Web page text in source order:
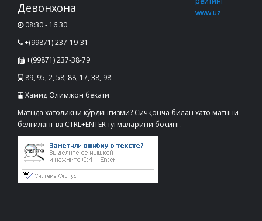
Девонхона
08:30 - 16:30
+(99871) 237-19-31
+(99871) 237-38-79
89, 95, 2, 58, 88, 17, 38, 98
Хамид Олимжон бекати
Матнда хатоликни кўрдингизми? Сичқонча билан хато матнни
белгиланг ва CTRL+ENTER тугмаларини босинг.